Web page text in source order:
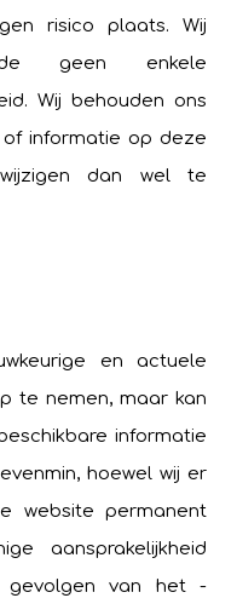
risico plaats. Wij
geen enkele
Wij behouden ons
informatie op deze
dan wel te
en actuele
te nemen, maar kan
informatie
hoewel wij er
website permanent
aansprakelijkheid
gevolgen van het -